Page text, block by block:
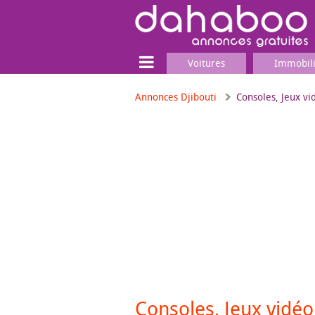
Voitures
Annonces Djibouti Consoles, Jeux
Consoles, Jeux vidéo